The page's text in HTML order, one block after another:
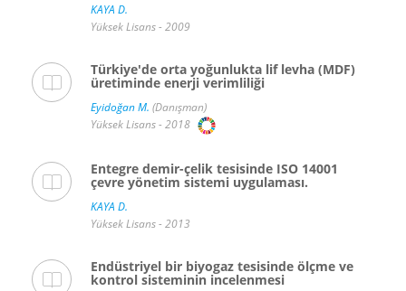
KAYA D.
Yüksek Lisans - 2009
Türkiye'de orta yoğunlukta lif levha (MDF)
üretiminde enerji verimliliği
Eyidoğan M. (Danışman)
Yüksek Lisans - 2018
Entegre demir-çelik tesisinde ISO 14001
çevre yönetim sistemi uygulaması.
KAYA D.
Yüksek Lisans - 2013
Endüstriyel bir biyogaz tesisinde ölçme ve
kontrol sisteminin incelenmesi